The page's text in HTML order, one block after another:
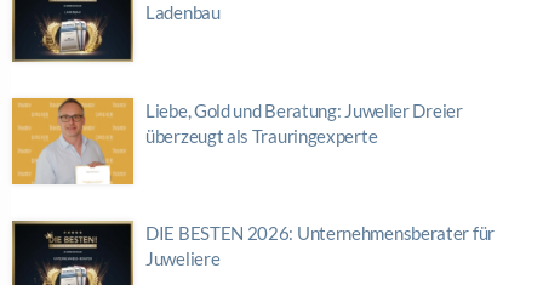
Ladenbau
Liebe, Gold und Beratung: Juwelier Dreier
überzeugt als Trauringexperte
DIE BESTEN 2026: Unternehmensberater für
Juweliere